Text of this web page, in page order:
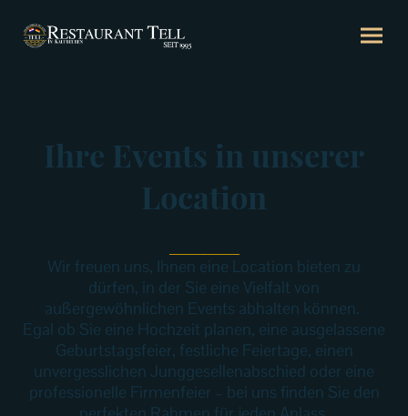
Ihre Events in unserer
Location
Wir freuen uns, Ihnen eine Location bieten zu
dürfen, in der Sie eine Vielfalt von
außergewöhnlichen Events abhalten können.
Egal ob Sie eine Hochzeit planen, eine ausgelassene
Geburtstagsfeier, festliche Feiertage, einen
unvergesslichen Junggesellenabschied oder eine
professionelle Firmenfeier – bei uns finden Sie den